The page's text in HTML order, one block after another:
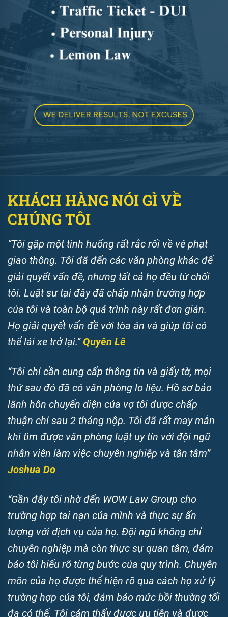
KHÁCH HÀNG NÓI GÌ VỀ
CHÚNG TÔI
“Tôi gặp một tình huống rất rắc rối về vé phạt
giao thông. Tôi đã đến các văn phòng khác để
giải quyết vấn đề, nhưng tất cả họ đều từ chối
tôi. Luật sư tại đây đã chấp nhận trường hợp
của tôi và toàn bộ quá trình này rất đơn giản.
Họ giải quyết vấn đề với tòa án và giúp tôi có
thể lái xe trở lại.” Quyên Lê
“Tôi chỉ cần cung cấp thông tin và giấy tờ, mọi
thứ sau đó đã có văn phòng lo liệu. Hồ sơ bảo
lãnh hôn chuyển diện của vợ tôi được chấp
thuận chỉ sau 2 tháng nộp. Tôi đã rất may mắn
khi tìm được văn phòng luật uy tín với đội ngũ
nhân viên làm việc chuyên nghiệp và tận tâm”
Joshua Do
“Gần đây tôi nhờ đến WOW Law Group cho
trường hợp tai nạn của mình và thực sự ấn
tượng với dịch vụ của họ. Đội ngũ không chỉ
chuyên nghiệp mà còn thực sự quan tâm, đảm
bảo tôi hiểu rõ từng bước của quy trình. Chuyên
môn của họ được thể hiện rõ qua cách họ xử lý
trường hợp của tôi, đảm bảo mức bồi thường tối
đa có thể. Tôi cảm thấy được ưu tiên và được